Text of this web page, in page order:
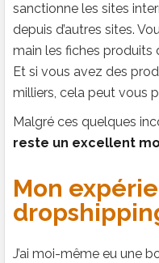
sanctionne les sites
depuis d’autres sites.
main les fiches produits
Et si vous avez des
milliers, cela peut vous
Malgré ces quelques
reste un excellent
Mon
J’ai moi-même eu une